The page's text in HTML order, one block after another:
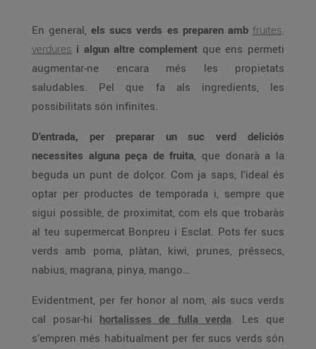
En general, els sucs verds es preparen amb fruites,
verdures i algun altre complement que ens permeti
augmentar-ne encara més les propietats
saludables. Pel que fa als ingredients, les
possibilitats són infinites.
D’entrada, per preparar un suc verd deliciós
necessites alguna peça de fruita, que donarà a la
beguda un punt de dolçor. Com ja saps, l’ideal és
optar per productes de temporada i, sempre que
sigui possible, de proximitat, com els que trobaràs
al teu supermercat Bonpreu i Esclat. Pots fer sucs
verds amb poma, plàtan, kiwi, prunes, préssecs,
nabius, magrana, pinya, mango…
Evidentment, per fer honor al nom, als sucs verds
cal posar-hi hortalisses de fulla verda. Les que
s’empren més habitualment per fer sucs verds són